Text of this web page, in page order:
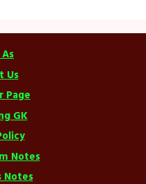
Us
Page
GK
Notes
Notes